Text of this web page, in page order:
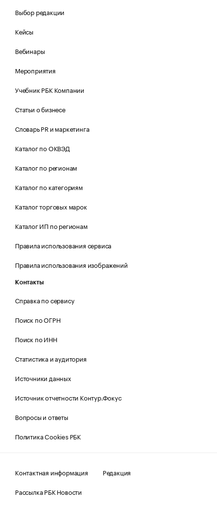
Выбор редакции
Кейсы
Вебинары
Мероприятия
Учебник РБК Компании
Статьи о бизнесе
Словарь PR и маркетинга
Каталог по ОКВЭД
Каталог по регионам
Каталог по категориям
Каталог торговых марок
Каталог ИП по регионам
Правила использования сервиса
Правила использования изображений
Контакты
Справка по сервису
Поиск по ОГРН
Поиск по ИНН
Статистика и аудитория
Источники данных
Источник отчетности Контур.Фокус
Вопросы и ответы
Политика Cookies РБК
Контактная информация
Редакция
Рассылка РБК Новости